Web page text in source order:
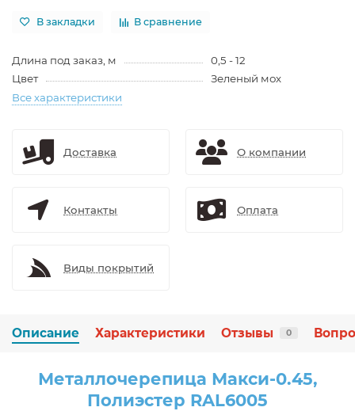
В закладки В сравнение
Длина под заказ, м
0,5 - 12
Цвет
Зеленый мох
Все характеристики
Доставка О компании
Контакты Оплата
Виды покрытий
Описание Характеристики Отзывы 0
Металлочерепица Макси-0.45,
Полиэстер RAL6005